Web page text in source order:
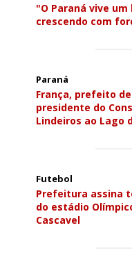
"O Paraná vive
crescendo com
Paraná
França, prefeito
presidente do
Lindeiros ao Lago
Futebol
Prefeitura assina
do estádio
Cascavel